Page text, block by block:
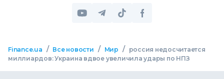
Finance.ua / Все новости / Мир /
россия недосчитается
миллиардов: Украина вдвое увеличила удары по НПЗ